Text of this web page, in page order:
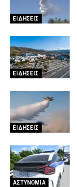
ΕΙΔΗΣΕΙΣ
ΕΙΔΗΣΕΙΣ
ΕΙΔΗΣΕΙΣ
ΑΣΤΥΝΟΜΙΑ